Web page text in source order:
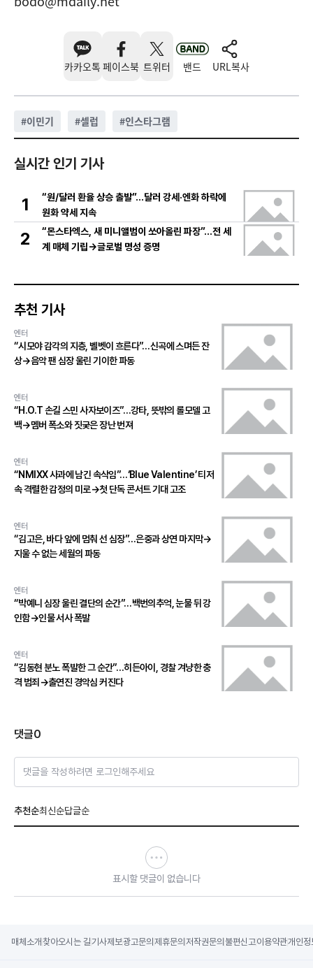
카카오톡 페이스북 트위터 밴드 URL복사
#이민기 #셀럽 #인스타그램
실시간 인기 기사
1
“원/달러 환율 상승 출발”…달러 강세·엔화 하락에
원화 약세 지속
2
“몬스타엑스, 새 미니앨범이 쏘아올린 파장”…전 세
계 매체 기립→글로벌 명성 증명
추천 기사
엔터
“시모야 감각의 지층, 벨벳이 흐른다”…신곡에 스며든 잔
상→음악 팬 심장 울린 기이한 파동
엔터
“H.O.T 손길 스민 사자보이즈”…강타, 뜻밖의 롤모델 고
백→멤버 폭소와 짓궂은 장난 번져
엔터
“NMIXX 사과에 남긴 속삭임”…‘Blue Valentine’ 티저
속 격렬한 감정의 미로→첫 단독 콘서트 기대 고조
엔터
“김고은, 바다 앞에 멈춰 선 심장”…은중과 상연 마지막→
지울 수 없는 세월의 파동
엔터
“박예니 심장 울린 결단의 순간”…백번의추억, 눈물 뒤 강
인함→인물 서사 폭발
엔터
“김동현 분노 폭발한 그 순간”…히든아이, 경찰 겨냥한 충
격 범죄→출연진 경악심 커진다
댓글0
댓글을 작성하려면 로그인해주세요
추천순최신순답글순
표시할 댓글이 없습니다
매체소개 찾아오시는 길기사제보광고문의 제휴문의 저작권문의 불편신고이용약관개인정